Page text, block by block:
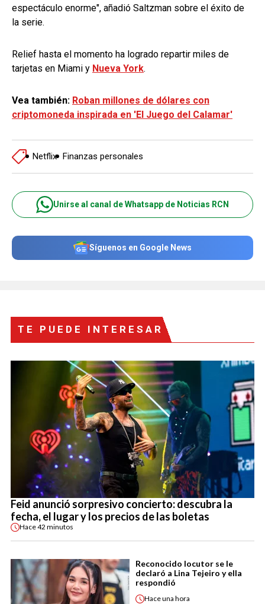
espectáculo enorme", añadió Saltzman sobre el éxito de
la serie.
Relief hasta el momento ha logrado repartir miles de
tarjetas en Miami y Nueva York.
Vea también: Roban millones de dólares con
criptomoneda inspirada en 'El Juego del Calamar'
Netflix Finanzas personales
Unirse al canal de Whatsapp de Noticias RCN
Síguenos en Google News
TE PUEDE INTERESAR
Feid anunció sorpresivo concierto: descubra la
fecha, el lugar y los precios de las boletas
Hace42 minutos
Reconocido locutor se le
declaró a Lina Tejeiro y ella
respondió
Haceuna hora